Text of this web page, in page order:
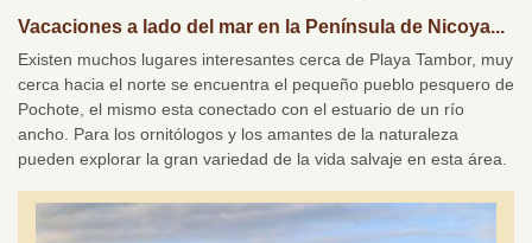
Vacaciones a lado del mar en la Península de Nicoya...
Existen muchos lugares interesantes cerca de Playa Tambor, muy
cerca hacia el norte se encuentra el pequeño pueblo pesquero de
Pochote, el mismo esta conectado con el estuario de un río
ancho. Para los ornitólogos y los amantes de la naturaleza
pueden explorar la gran variedad de la vida salvaje en esta área.